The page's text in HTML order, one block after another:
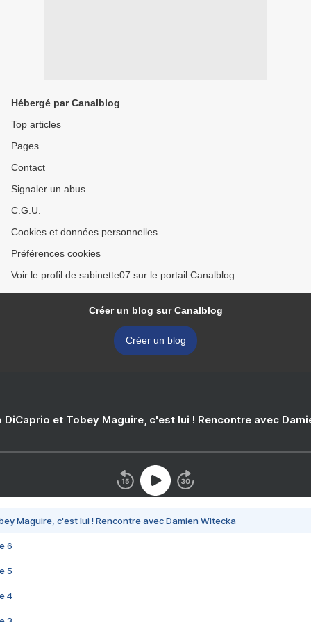
Hébergé par Canalblog
Top articles
Pages
Contact
Signaler un abus
C.G.U.
Cookies et données personnelles
Préférences cookies
Voir le profil de sabinette07 sur le portail Canalblog
Créer un blog sur Canalblog
Créer un blog
DiCaprio et Tobey Maguire, c'est lui ! Rencontre avec
Maguire, c'est lui ! Rencontre avec Damien Witecka
6
5
4